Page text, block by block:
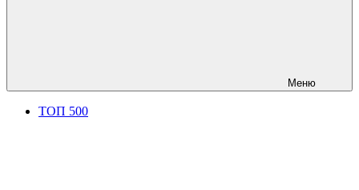
Меню
ТОП 500